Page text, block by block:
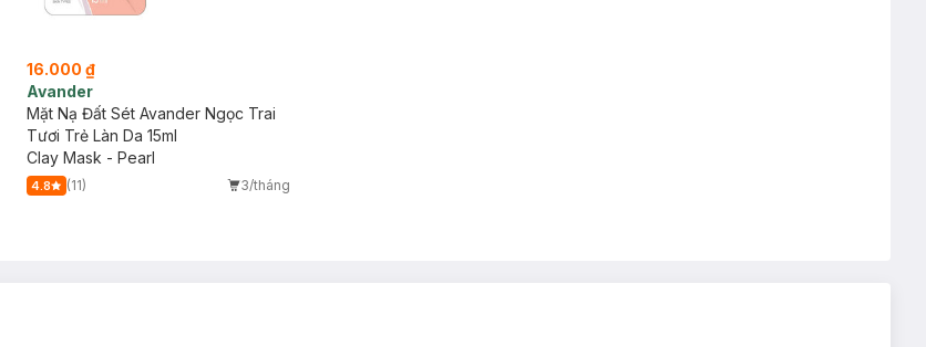
16.000 ₫
Avander
Mặt Nạ Đất Sét Avander Ngọc Trai
Tươi Trẻ Làn Da 15ml
Clay Mask - Pearl
4.8 (11) 3/tháng